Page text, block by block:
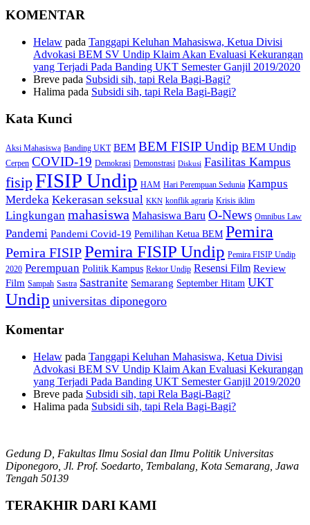
KOMENTAR
Helaw pada Tanggapi Keluhan Mahasiswa, Ketua Divisi
Advokasi BEM SV Undip Klaim Akan Evaluasi Kekurangan
yang Terjadi Pada Banding UKT Semester Ganjil 2019/2020
Breve pada Subsidi sih, tapi Rela Bagi-Bagi?
Halima pada Subsidi sih, tapi Rela Bagi-Bagi?
Kata Kunci
Aksi Mahasiswa Banding UKT BEM BEM FISIP Undip BEM Undip
Cerpen COVID-19 Demokrasi Demonstrasi Diskusi Fasilitas Kampus
fisipFISIP Undip HAM Hari Perempuan Sedunia Kampus
Merdeka Kekerasan seksual KKN konflik agraria Krisis iklim
Lingkungan mahasiswa Mahasiswa Baru O-News Omnibus Law
Pandemi Pandemi Covid-19 Pemilihan Ketua BEM Pemira
Pemira FISIPPemira FISIP Undip Pemira FISIP Undip
2020 Perempuan Politik Kampus Rektor Undip Resensi Film Review
Film Sampah Sastra Sastranite Semarang September Hitam UKT
Undip universitas diponegoro
Komentar
Helaw pada Tanggapi Keluhan Mahasiswa, Ketua Divisi
Advokasi BEM SV Undip Klaim Akan Evaluasi Kekurangan
yang Terjadi Pada Banding UKT Semester Ganjil 2019/2020
Breve pada Subsidi sih, tapi Rela Bagi-Bagi?
Halima pada Subsidi sih, tapi Rela Bagi-Bagi?
Gedung D, Fakultas Ilmu Sosial dan Ilmu Politik Universitas
Diponegoro, Jl. Prof. Soedarto, Tembalang, Kota Semarang, Jawa
Tengah 50139
TERAKHIR DARI KAMI